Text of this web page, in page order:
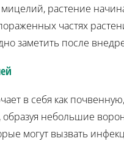
растение
частях
заметить после
в себя как
небольшие
могут вызвать